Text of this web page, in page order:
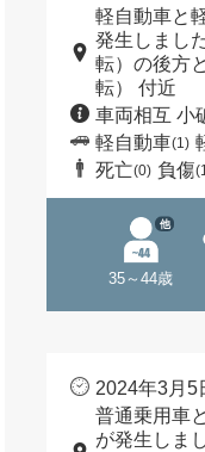
軽自動車と
発生しまし
転）の後方
転） 付近
車両相互 小
軽自動車(1)
死亡(0) 負傷
35～44歳
他
2024年3月5
普通乗用車
が発生しま